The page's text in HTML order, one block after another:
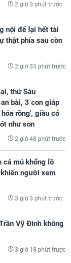
2 giờ 3 phút trước
nội để lại hết tài
thật phía sau còn
2 giờ 33 phút trước
thứ Sáu
bài, 3 con giáp
rồng', giàu có
như son
2 giờ 48 phút trước
cá mú khổng lồ
người xem
3 giờ 3 phút trước
Vỹ Đình không
3 giờ 18 phút trước